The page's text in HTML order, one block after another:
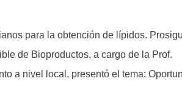
para la obtención de lípidos.
de Bioproductos, a cargo de la Prof.
a nivel local, presentó el tema: